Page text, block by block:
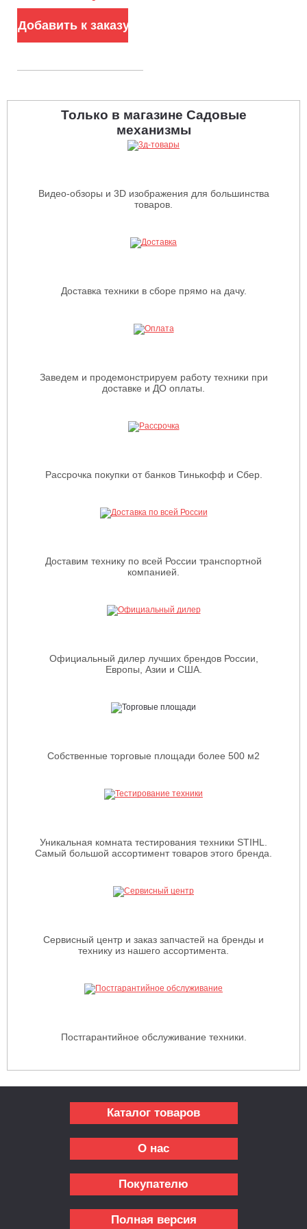
подача лески,
диаметр лески 2,4
Добавить к заказу
Только в магазине Садовые
механизмы
Видео-обзоры и 3D изображения для большинства
товаров.
Доставка техники в сборе прямо на дачу.
Заведем и продемонстрируем работу техники при
доставке и ДО оплаты.
Рассрочка покупки от банков Тинькофф и Сбер.
Доставим технику по всей России транспортной
компанией.
Официальный дилер лучших брендов России,
Европы, Азии и США.
Собственные торговые площади более 500 м2
Уникальная комната тестирования техники STIHL.
Самый большой ассортимент товаров этого бренда.
Сервисный центр и заказ запчастей на бренды и
технику из нашего ассортимента.
Постгарантийное обслуживание техники.
Каталог товаров
О нас
Покупателю
Полная версия